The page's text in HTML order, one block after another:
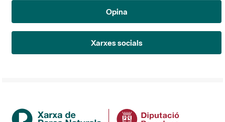
Opina
Xarxes socials